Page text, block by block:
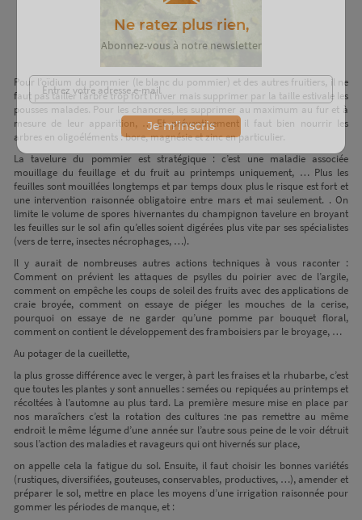
Pour l’oïdium du pommier (le blanc du pommier) et des autres fruitiers, il ne
faut pas tailler l’arbre trop fort l’hiver mais supprimer par la taille estivale les
pousses malades. Pour les chancres, les supprimer au maximum au fur et à
mesure de leur apparition, … Et préventivement il faut bien nourrir les
arbres en oligoéléments : bore, magnésie et zinc en particulier.
La tavelure du pommier est stratégique : c’est une maladie associée
mouillage du feuillage et du fruit au printemps uniquement, … Plus les
feuilles sont mouillées longtemps et par temps doux plus le risque est fort et
une intervention raisonnée obligatoire entre mars et mai seulement. . On
limite le volume de spores hivernantes du champignon tavelure en broyant
les feuilles sur le sol afin qu’elles soient digérées plus vite par ses spécialistes
(vers de terre, insectes nécrophages, …).
Il y aurait de nombreuses autres actions techniques à vous raconter :
Comment on prévient les attaques de psylles du poirier avec de l’argile,
comment on empêche les coups de soleil des fruits avec des applications de
craie broyée, comment on essaye de piéger les mouches de la cerise,
pourquoi on essaye de ne garder qu’une pomme par bouquet floral,
comment on contient le développement des framboisiers par le broyage, …
Au potager de la cueillette,
la plus grosse différence avec le verger, à part les fraises et la rhubarbe, c’est
que toutes les plantes y sont annuelles : semées ou repiquées au printemps et
récoltées à l’automne au plus tard. La première mesure mise en place par
nos maraîchers c’est la rotation des cultures :ne pas remettre au même
endroit le même légume d’une année sur l’autre sous peine de le voir détruit
sous l’action des maladies et ravageurs qui ont hivernés sur place,
on appelle cela la fatigue du sol. Ensuite, il faut choisir les bonnes variétés
(rustiques, diversifiées, gouteuses, conservables, productives, …), amender et
préparer le sol, mettre en place les moyens d’une irrigation raisonnée pour
gommer les périodes de manque, et :
Ne ratez plus rien,
Abonnez-vous à notre newsletter
Je m’inscris